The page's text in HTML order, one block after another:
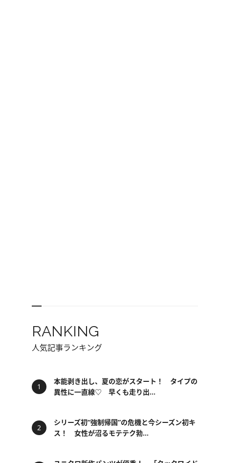
RANKING
人気記事ランキング
本能剥き出し、夏の恋がスタート！ タイプの
異性に一直線♡ 早くも走り出...
シリーズ初“強制帰国”の危機と今シーズン初キ
ス！ 女性が沼るモテテク勃...